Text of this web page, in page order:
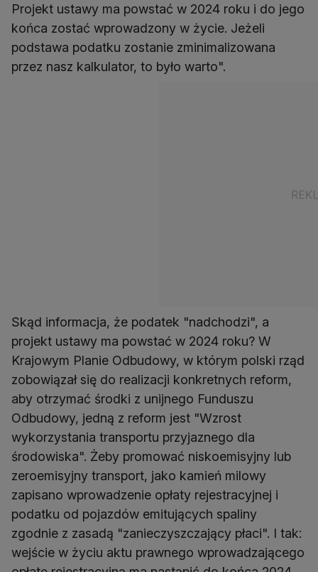
Projekt ustawy ma powstać w 2024 roku i do jego
końca zostać wprowadzony w życie. Jeżeli
podstawa podatku zostanie zminimalizowana
przez nasz kalkulator, to było warto".
Skąd informacja, że podatek "nadchodzi", a
projekt ustawy ma powstać w 2024 roku? W
Krajowym Planie Odbudowy, w którym polski rząd
zobowiązał się do realizacji konkretnych reform,
aby otrzymać środki z unijnego Funduszu
Odbudowy, jedną z reform jest "Wzrost
wykorzystania transportu przyjaznego dla
środowiska". Żeby promować niskoemisyjny lub
zeroemisyjny transport, jako kamień milowy
zapisano wprowadzenie opłaty rejestracyjnej i
podatku od pojazdów emitujących spaliny
zgodnie z zasadą "zanieczyszczający płaci". I tak:
wejście w życiu aktu prawnego wprowadzającego